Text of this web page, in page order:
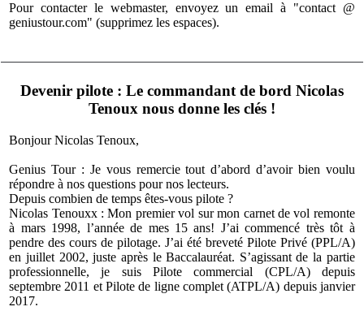
Pour contacter le webmaster, envoyez un email à "contact @
geniustour.com" (supprimez les espaces).
Devenir pilote : Le commandant de bord Nicolas
Tenoux nous donne les clés !
Bonjour Nicolas Tenoux,
Genius Tour : Je vous remercie tout d’abord d’avoir bien voulu
répondre à nos questions pour nos lecteurs.
Depuis combien de temps êtes-vous pilote ?
Nicolas Tenouxx : Mon premier vol sur mon carnet de vol remonte
à mars 1998, l’année de mes 15 ans! J’ai commencé très tôt à
pendre des cours de pilotage. J’ai été breveté Pilote Privé (PPL/A)
en juillet 2002, juste après le Baccalauréat. S’agissant de la partie
professionnelle, je suis Pilote commercial (CPL/A) depuis
septembre 2011 et Pilote de ligne complet (ATPL/A) depuis janvier
2017.